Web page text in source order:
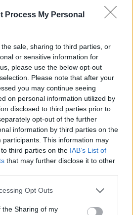
Process My Personal
sale, sharing to third parties, or
or sensitive information for
please use the below opt-out
Please note that after your
you may continue seeing
on personal information utilized by
disclosed to third parties prior to
opt-out of the further
information by third parties on the
participants. This information may
third parties on the IAB’s List of
that may further disclose it to other
app uses one or more Google
usage behaviour. You may click to
Opt Outs
the Sharing of my
μικρή ίωση»: Το τελευταίο
παιδιά τους